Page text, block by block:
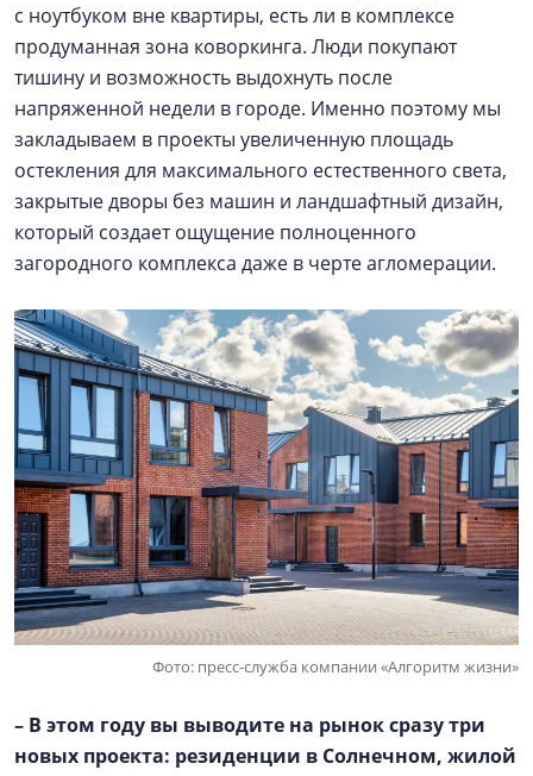
с ноутбуком вне квартиры, есть ли в комплексе
продуманная зона коворкинга. Люди покупают
тишину и возможность выдохнуть после
напряженной недели в городе. Именно поэтому мы
закладываем в проекты увеличенную площадь
остекления для максимального естественного света,
закрытые дворы без машин и ландшафтный дизайн,
который создает ощущение полноценного
загородного комплекса даже в черте агломерации.
Фото: пресс-служба компании «Алгоритм жизни»
– В этом году вы выводите на рынок сразу три
новых проекта: резиденции в Солнечном, жилой